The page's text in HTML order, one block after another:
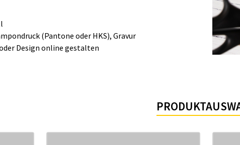
(Pantone oder HKS), Gravur
Design online gestalten